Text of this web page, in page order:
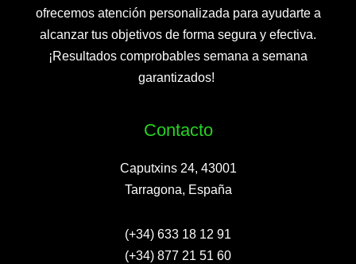
ofrecemos atención personalizada para ayudarte a
alcanzar tus objetivos de forma segura y efectiva.
¡Resultados comprobables semana a semana
garantizados! ​
Contacto
Caputxins 24, 43001
Tarragona, España
(+34) 633 18 12 91
(+34) 877 21 51 60